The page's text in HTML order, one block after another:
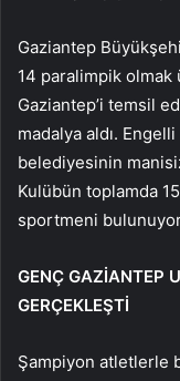
Gaziantep
14 paralimpik olmak
Gaziantep’i temsil
madalya aldı.
belediyesinin
Kulübün toplamda
sportmeni
GENÇ GAZİANTEP
GERÇEKLEŞTİ
Şampiyon atletlerle